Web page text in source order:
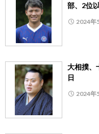
部、2位
2024年
大相撲、
日
2024年